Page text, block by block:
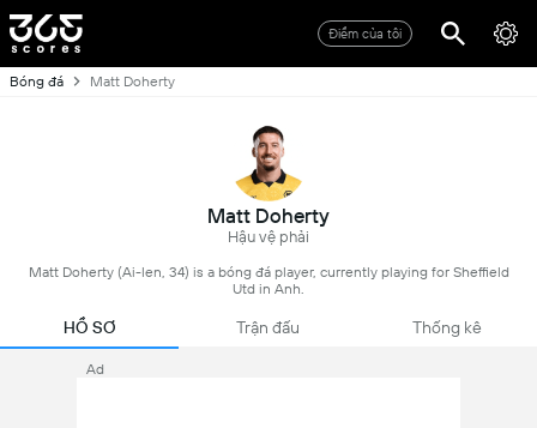
Điểm của tôi
Bóng đá Matt Doherty
Matt Doherty
Hậu vệ phải
Matt Doherty (Ai-len, 34) is a bóng đá player, currently playing for Sheffield
Utd in Anh.
HỒ SƠ Trận đấu Thống kê
Ad